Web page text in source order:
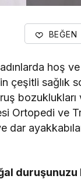
BEĞEN
hoş
çeşitli
Ortopedi ve